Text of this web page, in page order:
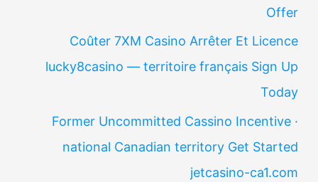
Offer
Coûter 7XM Casino Arrêter Et Licence
lucky8casino — territoire français Sign Up
Today
Former Uncommitted Cassino Incentive ·
national Canadian territory Get Started
jetcasino-ca1.com